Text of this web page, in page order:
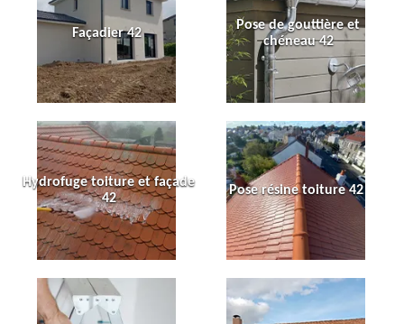
Façadier 42
Pose de gouttière et
chéneau 42
Hydrofuge toiture et façade
42
Pose résine toiture 42